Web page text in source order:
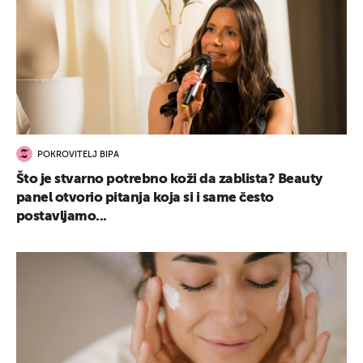
POKROVITELJ BIPA
Što je stvarno potrebno koži da zablista? Beauty
panel otvorio pitanja koja si i same često
postavljamo...